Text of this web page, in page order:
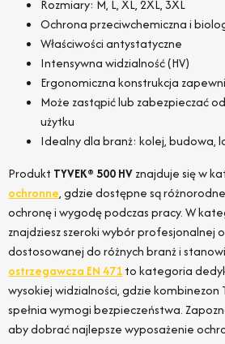
Rozmiary: M, L, XL, 2XL, 3XL
Ochrona przeciwchemiczna i
Właściwości antystatyczne
Intensywna widzialność (HV)
Ergonomiczna konstrukcja
Może zastąpić lub zabezpieczać
użytku
Idealny dla branż: kolej, budowa,
Produkt TYVEK® 500 HVznajduje się w
ochronne, gdzie dostępne są
ochronę i wygodę podczas pracy. W
znajdziesz szeroki wybór profesjonalnej
dostosowanej do różnych branż i
ostrzegawcza EN 471to kategoria
wysokiej widzialności, gdzie kombinezon
spełnia wymogi bezpieczeństwa.
aby dobrać najlepsze wyposażenie